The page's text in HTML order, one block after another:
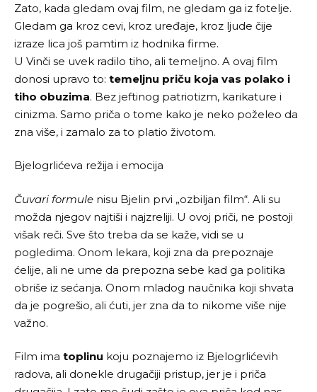
Zato, kada gledam ovaj film, ne gledam ga iz fotelje.
Gledam ga kroz cevi, kroz uređaje, kroz ljude čije
izraze lica još pamtim iz hodnika firme.
U Vinči se uvek radilo tiho, ali temeljno. A ovaj film
donosi upravo to: temeljnu priču koja vas polako i
tiho obuzima. Bez jeftinog patriotizm, karikature i
cinizma. Samo priča o tome kako je neko poželeo da
zna više, i zamalo za to platio životom.
Bjelogrlićeva režija i emocija
Čuvari formule nisu Bjelin prvi „ozbiljan film“. Ali su
možda njegov najtiši i najzreliji. U ovoj priči, ne postoji
višak reči. Sve što treba da se kaže, vidi se u
pogledima. Onom lekara, koji zna da prepoznaje
ćelije, ali ne ume da prepozna sebe kad ga politika
obriše iz sećanja. Onom mladog naučnika koji shvata
da je pogrešio, ali ćuti, jer zna da to nikome više nije
važno.
Film ima toplinu koju poznajemo iz Bjelogrlićevih
radova, ali donekle drugačiji pristup, jer je i priča